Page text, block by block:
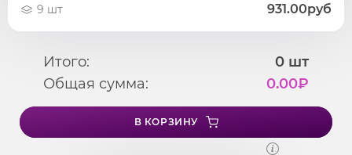
9 шт 931.00руб
Итого: 0 шт
Общая сумма:
0.00₽
В КОРЗИНУ